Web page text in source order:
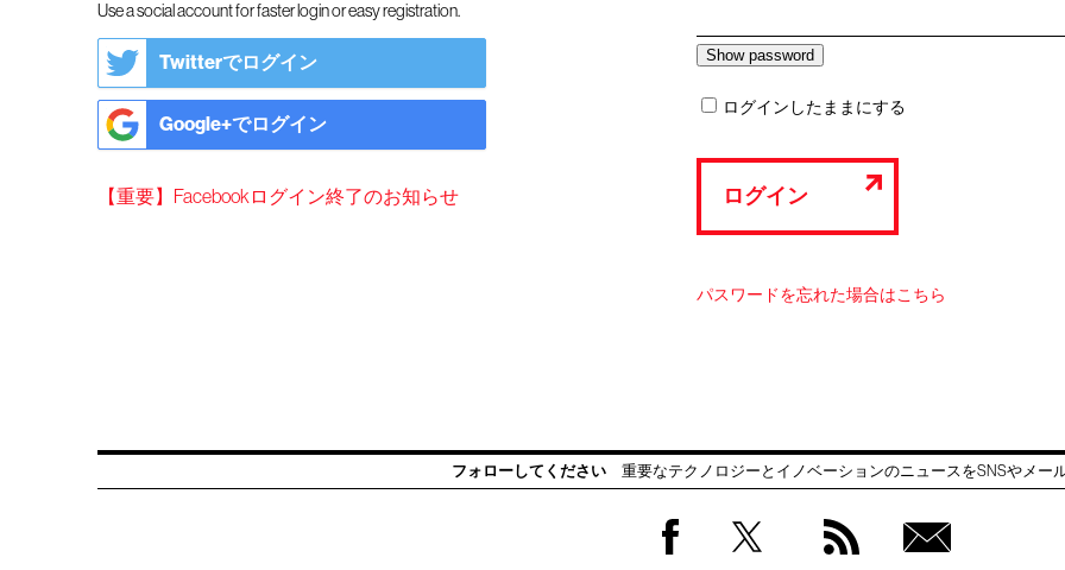
Use a social account for faster login or easy registration.
Twitterでログイン
Google+でログイン
【重要】Facebookログイン終了のお知らせ
ログインしたままにする
ログイン
パスワードを忘れた場合はこちら
フォローしてください 重要なテクノロジーとイノベーションのニュースをSNSやメー